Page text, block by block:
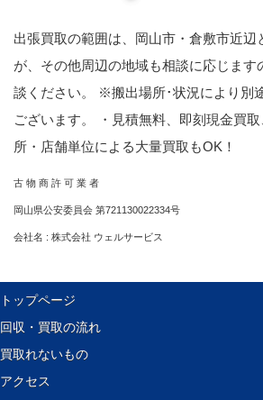
出張買取の範囲は、岡山市・倉敷市近辺
が、その他周辺の地域も相談に応じます
談ください。 ※搬出場所･状況により別
ございます。 ・見積無料、即刻現金買
所・店舗単位による大量買取もOK！
古 物 商 許 可 業 者
岡山県公安委員会 第721130022334号
会社名 : 株式会社 ウェルサービス
トップページ
回収・買取の流れ
買取れないもの
アクセス